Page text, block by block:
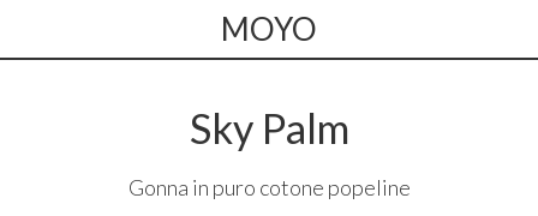
MOYO
Sky Palm
Gonna in puro cotone popeline